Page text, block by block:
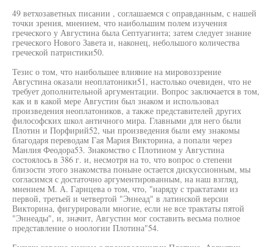
49 ветхозаветных писании , соглашаемся с оправданным, с нашей
точки зрения, мнением, что наибольшим полем изучения
греческого у Августина была Септуагинта; затем следует знание
греческого Нового Завета и, наконец, небольшого количества
греческой патристики50.
Тезис о том, что наибольшее влияние на мировоззрение
Августина оказали неоплатоники51, настолько очевиден, что не
требует дополнительной аргументации. Вопрос заключается в том,
как и в какой мере Августин был знаком и использовал
произведения неоплатоников, а также представителей других
философских школ античного мира. Главными для него были
Плотин и Порфирий52, чьи произведения были ему знакомы
благодаря переводам Гая Мария Викторина, а попали через
Манлия Феодора53. Знакомство с Плотином у Августина
состоялось в 386 г. и, несмотря на то, что вопрос о степени
близости этого знакомства поныне остается дискуссионным, мы
согласимся с достаточно аргументированным, на наш взгляд,
мнением М. А. Гарнцева о том, что, "наряду с трактатами из
первой, третьей и четвертой "Эннеад" в латинской версии
Викторина, фигурировали многие, если не все трактаты пятой
"Эннеады", и, значит, Августин мог составить весьма полное
представление о ноологии Плотина"54.